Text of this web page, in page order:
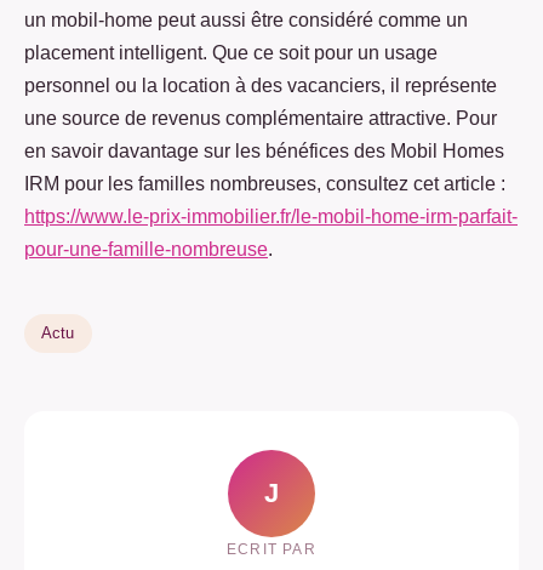
un mobil-home peut aussi être considéré comme un
placement intelligent. Que ce soit pour un usage
personnel ou la location à des vacanciers, il représente
une source de revenus complémentaire attractive. Pour
en savoir davantage sur les bénéfices des Mobil Homes
IRM pour les familles nombreuses, consultez cet article :
https://www.le-prix-immobilier.fr/le-mobil-home-irm-parfait-
pour-une-famille-nombreuse.
Actu
J
ECRIT PAR